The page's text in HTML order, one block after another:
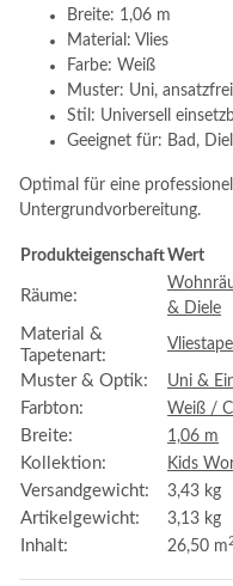
Breite: 1,06 m
Material: Vlies
Farbe: Weiß
Muster: Uni, ansatzfrei
Stil: Universell
Geeignet für: Bad,
Optimal für eine
Untergrundvorbereitung.
ProdukteigenschaftWert
Räume:
& Diele
Material &
Tapetenart:
Muster & Optik: Uni &
Farbton: Weiß /
Breite: 1,06 m
Kollektion: Kids
Versandgewicht: 3,43 kg
Artikelgewicht: 3,13 kg
Inhalt: 26,50 m